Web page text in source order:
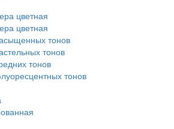
цветная
цветная
тонов
тонов
тонов
тонов